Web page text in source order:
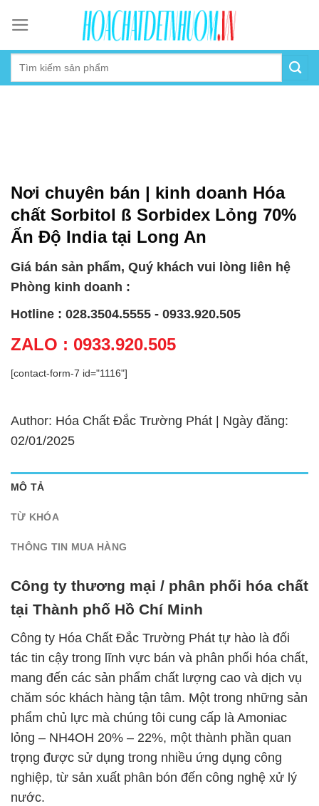
content
Nơi chuyên bán | kinh doanh Hóa
chất Sorbitol ß Sorbidex Lỏng 70%
Ấn Độ India tại Long An
Giá bán sản phẩm, Quý khách vui lòng liên hệ
Phòng kinh doanh :
Hotline : 028.3504.5555 - 0933.920.505
ZALO : 0933.920.505
[contact-form-7 id="1116"]
Author: Hóa Chất Đắc Trường Phát | Ngày đăng:
02/01/2025
MÔ TẢ
TỪ KHÓA
THÔNG TIN MUA HÀNG
Công ty thương mại / phân phối hóa chất
tại Thành phố Hồ Chí Minh
Công ty Hóa Chất Đắc Trường Phát tự hào là đối
tác tin cậy trong lĩnh vực bán và phân phối hóa chất,
mang đến các sản phẩm chất lượng cao và dịch vụ
chăm sóc khách hàng tận tâm. Một trong những sản
phẩm chủ lực mà chúng tôi cung cấp là Amoniac
lỏng – NH4OH 20% – 22%, một thành phần quan
trọng được sử dụng trong nhiều ứng dụng công
nghiệp, từ sản xuất phân bón đến công nghệ xử lý
nước.